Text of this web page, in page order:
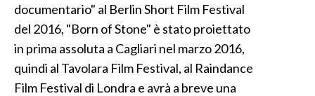
ANNUNCI
NECROLOGI
PUBBLICITÀ
SPIAGGE
documentario" al Berlin Short Film Festival
del 2016, "Born of Stone" è stato proiettato
in prima assoluta a Cagliari nel marzo 2016,
quindi al Tavolara Film Festival, al Raindance
Film Festival di Londra e avrà a breve una